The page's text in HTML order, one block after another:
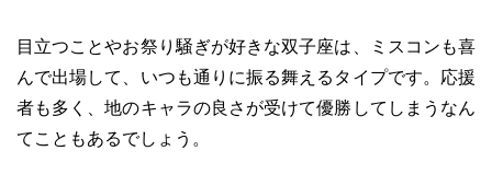
目立つことやお祭り騒ぎが好きな双子座は、ミスコンも喜
んで出場して、いつも通りに振る舞えるタイプです。応援
者も多く、地のキャラの良さが受けて優勝してしまうなん
てこともあるでしょう。